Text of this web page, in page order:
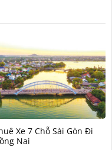
Xe 7 Chỗ Sài Gòn Đi
Nai